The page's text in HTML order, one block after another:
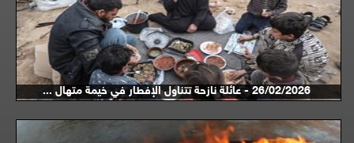
26/02/2026 - عائلة نازحة تتناول الإفطار في خيمة متهال ...